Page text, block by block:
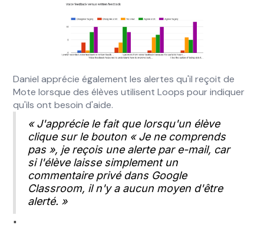
Daniel apprécie également les alertes qu'il reçoit de
Mote lorsque des élèves utilisent Loops pour indiquer
qu'ils ont besoin d'aide.
« J'apprécie le fait que lorsqu'un élève
clique sur le bouton « Je ne comprends
pas », je reçois une alerte par e-mail, car
si l'élève laisse simplement un
commentaire privé dans Google
Classroom, il n'y a aucun moyen d'être
alerté. »
"